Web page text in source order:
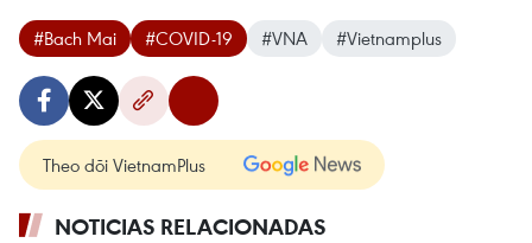
#Bach Mai #COVID-19 #VNA #Vietnamplus
Theo dõi VietnamPlus
NOTICIAS RELACIONADAS